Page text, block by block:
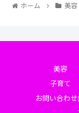
ホーム 美容
美容
子育て
お問い合わ